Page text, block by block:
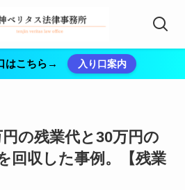
はこちら→ 入り口案内
円の残業代と30万円の
回収した事例。【残業